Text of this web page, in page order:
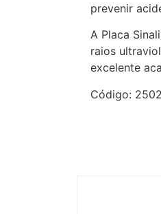
prevenir
A Placa
raios
excelente
Código: 2502